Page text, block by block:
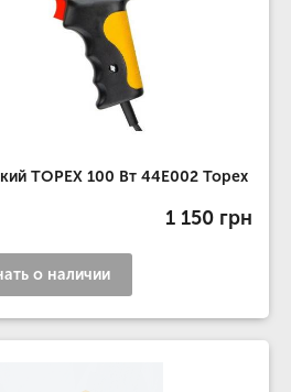
TOPEX 100 Вт 44E002 Topex
1 150 грн
о наличии